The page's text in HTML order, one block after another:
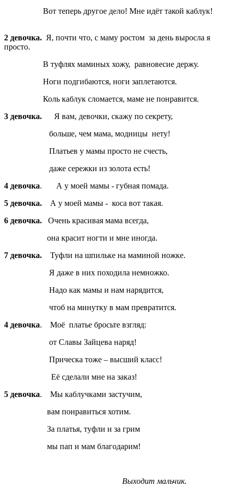
Вот теперь другое дело! Мне идёт такой каблук!
2 девочка. Я, почти что, с маму ростом за день выросла я
просто.
В туфлях маминых хожу, равновесие держу.
Ноги подгибаются, ноги заплетаются.
Коль каблук сломается, маме не понравится.
3 девочка. Я вам, девочки, скажу по секрету,
больше, чем мама, модницы нету!
Платьев у мамы просто не счесть,
даже сережки из золота есть!
4 девочка. А у моей мамы - губная помада.
5 девочка.
А у моей мамы - коса вот такая.
6 девочка. Очень красивая мама всегда,
она красит ногти и мне иногда.
7 девочка. Туфли на шпильке на маминой ножке.
Я даже в них походила немножко.
Надо как мамы и нам нарядится,
чтоб на минутку в мам превратится.
4 девочка. Моё платье бросьте взгляд:
от Славы Зайцева наряд!
Прическа тоже – высший класс!
Её сделали мне на заказ!
5 девочка. Мы каблучками застучим,
вам понравиться хотим.
За платья, туфли и за грим
мы пап и мам благодарим!
Выходит мальчик.